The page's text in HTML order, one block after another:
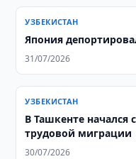
УЗБЕКИСТАН
Япония
31/07/2026
УЗБЕКИСТАН
В Ташкенте начался
трудовой миграции
30/07/2026